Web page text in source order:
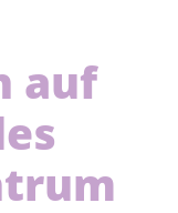
auf